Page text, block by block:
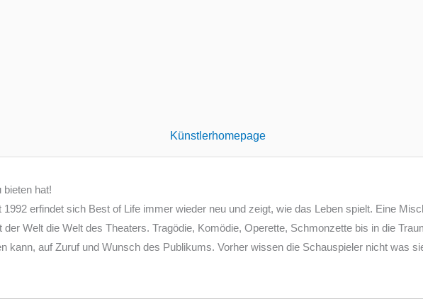
Künstlerhomepage
hat!
erfindet sich Best of Life immer wieder neu und zeigt, wie das Leben spielt. Eine
Welt die Welt des Theaters. Tragödie, Komödie, Operette, Schmonzette bis in die
kann, auf Zuruf und Wunsch des Publikums. Vorher wissen die Schauspieler nicht was